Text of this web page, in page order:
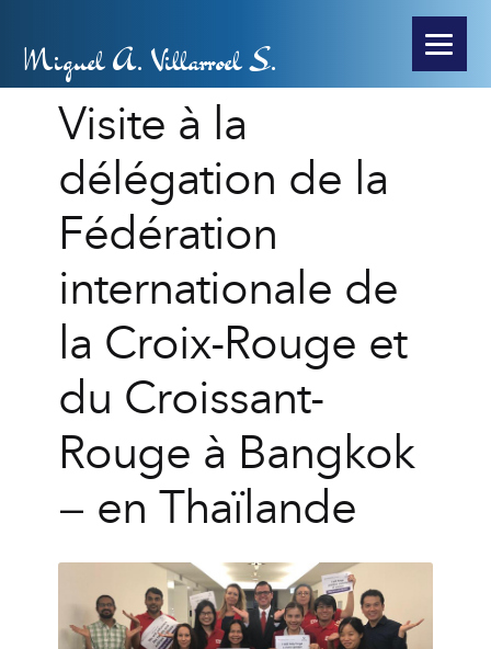
Miguel A. Villarroel S.
Visite à la
délégation de la
Fédération
internationale de
la Croix-Rouge et
du Croissant-
Rouge à Bangkok
– en Thaïlande